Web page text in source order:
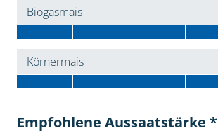
Biogasmais
Körnermais
Empfohlene Aussaatstärke *